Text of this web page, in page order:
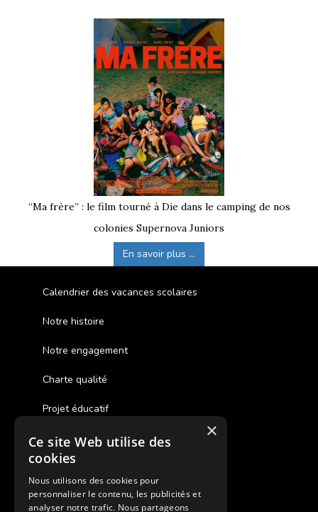
“Ma frère” : le film tourné à Die dans le camping de nos
colonies Supernova Juniors
En savoir plus ...
Calendrier des vacances scolaires
Notre histoire
Notre engagement
Charte qualité
Projet éducatif
Des colonies de vacances inclusives
Assurances annulations
Aides financières pour partir en colonie
×
Ce site Web utilise des
cookies
Nous utilisons des cookies pour
personnaliser le contenu, les publicités et
analyser notre trafic. Nous partageons